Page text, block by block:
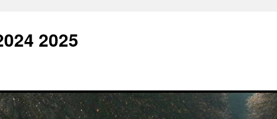
2025